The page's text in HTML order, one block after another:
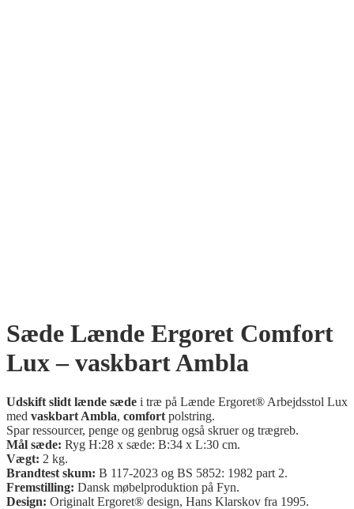
Sæde Lænde Ergoret Comfort
Lux – vaskbart Ambla
Udskift slidt lænde sæde i træ på Lænde Ergoret® Arbejdsstol Lux
med vaskbart Ambla, comfort polstring.
Spar ressourcer, penge og genbrug også skruer og trægreb.
Mål sæde: Ryg H:28 x sæde: B:34 x L:30 cm.
Vægt: 2 kg.
Brandtest skum: B 117-2023 og BS 5852: 1982 part 2.
Fremstilling: Dansk møbelproduktion på Fyn.
Design: Originalt Ergoret® design, Hans Klarskov fra 1995.